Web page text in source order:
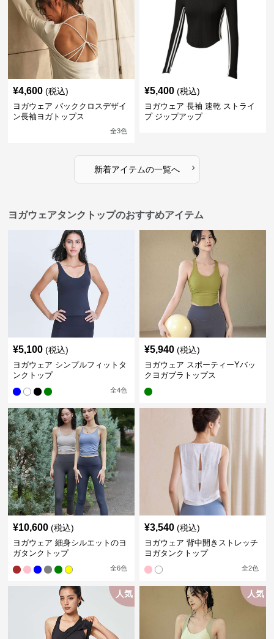
¥4,600 (税込)
ヨガウェア バッククロスデザイ
ン長袖ヨガトップス
全3色
¥5,400 (税込)
ヨガウェア 長袖 速乾 ストライ
プ ジップアップ
新着アイテムの一覧へ ›
ヨガウェアタンクトップのおすすめアイテム
¥5,100 (税込)
ヨガウェア シンプルフィットタ
ンクトップ
全4色
¥5,940 (税込)
ヨガウェア スポーティーYバッ
クヨガブラトップス
¥10,600 (税込)
ヨガウェア 細身シルエットのヨ
ガタンクトップ
全6色
¥3,540 (税込)
ヨガウェア 背中開きストレッチ
ヨガタンクトップ
全2色
人気 人気